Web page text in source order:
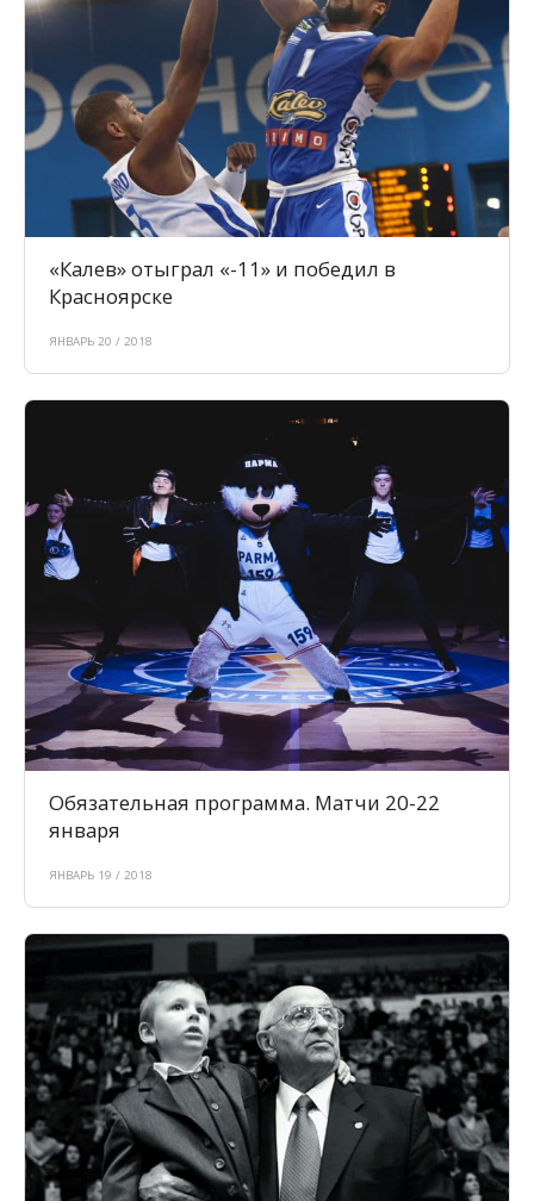
«Калев» отыграл «-11» и победил в
Красноярске
ЯНВАРЬ 20 / 2018
Обязательная программа. Матчи 20-22
января
ЯНВАРЬ 19 / 2018